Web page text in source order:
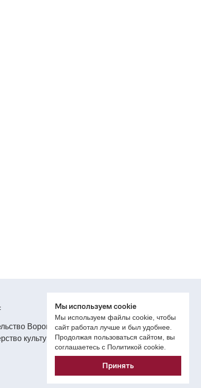
Мы используем cookie
Мы используем файлы cookie, чтобы
сайт работал лучше и был удобнее.
Продолжая пользоваться сайтом, вы
соглашаетесь с Политикой cookie.
Принять